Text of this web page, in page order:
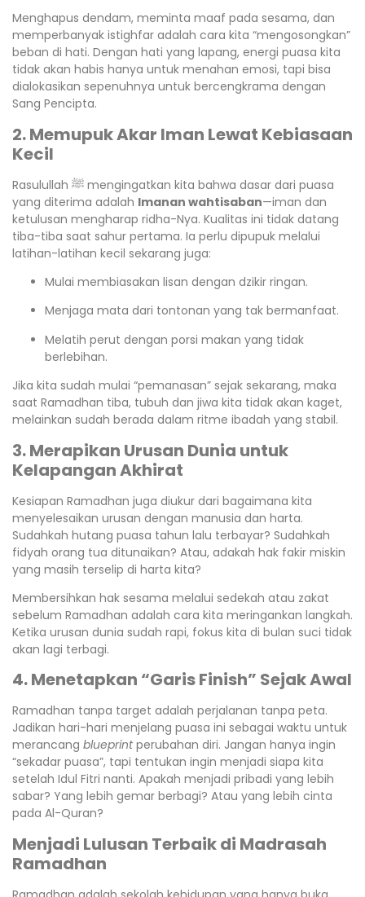
Menghapus dendam, meminta maaf pada sesama, dan
memperbanyak istighfar adalah cara kita “mengosongkan”
beban di hati. Dengan hati yang lapang, energi puasa kita
tidak akan habis hanya untuk menahan emosi, tapi bisa
dialokasikan sepenuhnya untuk bercengkrama dengan
Sang Pencipta.
2. Memupuk Akar Iman Lewat Kebiasaan
Kecil
Rasulullah ﷺ mengingatkan kita bahwa dasar dari puasa
yang diterima adalah Imanan wahtisaban—iman dan
ketulusan mengharap ridha-Nya. Kualitas ini tidak datang
tiba-tiba saat sahur pertama. Ia perlu dipupuk melalui
latihan-latihan kecil sekarang juga:
Mulai membiasakan lisan dengan dzikir ringan.
Menjaga mata dari tontonan yang tak bermanfaat.
Melatih perut dengan porsi makan yang tidak
berlebihan.
Jika kita sudah mulai “pemanasan” sejak sekarang, maka
saat Ramadhan tiba, tubuh dan jiwa kita tidak akan kaget,
melainkan sudah berada dalam ritme ibadah yang stabil.
3. Merapikan Urusan Dunia untuk
Kelapangan Akhirat
Kesiapan Ramadhan juga diukur dari bagaimana kita
menyelesaikan urusan dengan manusia dan harta.
Sudahkah hutang puasa tahun lalu terbayar? Sudahkah
fidyah orang tua ditunaikan? Atau, adakah hak fakir miskin
yang masih terselip di harta kita?
Membersihkan hak sesama melalui sedekah atau zakat
sebelum Ramadhan adalah cara kita meringankan langkah.
Ketika urusan dunia sudah rapi, fokus kita di bulan suci tidak
akan lagi terbagi.
4. Menetapkan “Garis Finish” Sejak Awal
Ramadhan tanpa target adalah perjalanan tanpa peta.
Jadikan hari-hari menjelang puasa ini sebagai waktu untuk
merancang blueprintperubahan diri. Jangan hanya ingin
“sekadar puasa”, tapi tentukan ingin menjadi siapa kita
setelah Idul Fitri nanti. Apakah menjadi pribadi yang lebih
sabar? Yang lebih gemar berbagi? Atau yang lebih cinta
pada Al-Quran?
Menjadi Lulusan Terbaik di Madrasah
Ramadhan